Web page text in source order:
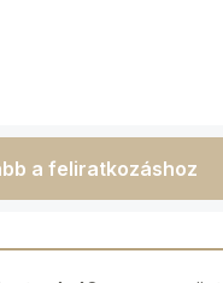
a feliratkozáshoz